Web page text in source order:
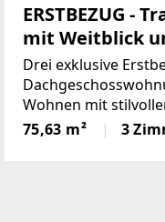
ERSTBEZUG -
mit Weitblick
Dachterrasse
Drei exklusive
Wohnen mit
Ausstattung auf
großzügige
75,63 m² 3